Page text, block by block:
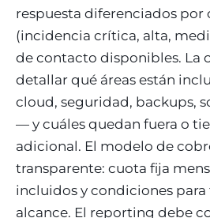
respuesta diferenciados por
(incidencia crítica, alta,
de contacto disponibles. La
detallar qué áreas están
cloud, seguridad, backups,
— y cuáles quedan fuera o
adicional. El modelo de
transparente: cuota fija
incluidos y condiciones para
alcance. El reporting debe